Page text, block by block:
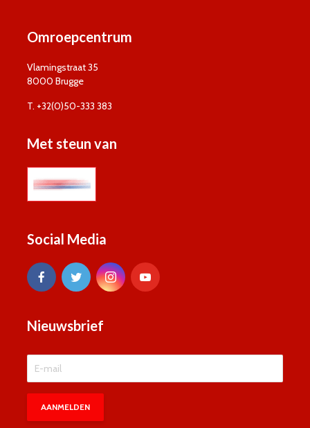
Omroepcentrum
Vlamingstraat 35
8000 Brugge
T. +32(0)50-333 383
Met steun van
Social Media
Nieuwsbrief